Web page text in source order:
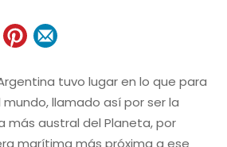
tuvo lugar en lo que para
mundo, llamado así por ser la
más austral del Planeta, por
marítima más próxima a ese